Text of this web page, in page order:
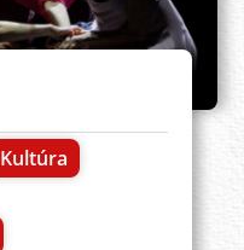
Kultúra